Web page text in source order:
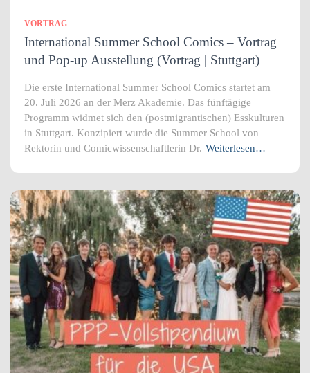
VORTRAG
International Summer School Comics – Vortrag
und Pop-up Ausstellung (Vortrag | Stuttgart)
Die erste International Summer School Comics startet am
20. Juli 2026 an der Merz Akademie. Das fünftägige
Programm widmet sich den (postmigrantischen) Esskulturen
in Stuttgart. Konzipiert wurde die Summer School von
Rektorin und Comicwissenschaftlerin Dr. Weiterlesen…